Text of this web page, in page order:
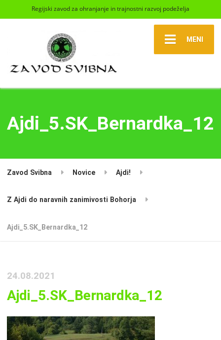
Regijski zavod za ohranjanje in trajnostni razvoj podeželja
MENI
Ajdi_5.SK_Bernardka_12
Zavod Svibna Novice Ajdi!
Z Ajdi do naravnih zanimivosti Bohorja
Ajdi_5.SK_Bernardka_12
24.08.2021
Ajdi_5.SK_Bernardka_12